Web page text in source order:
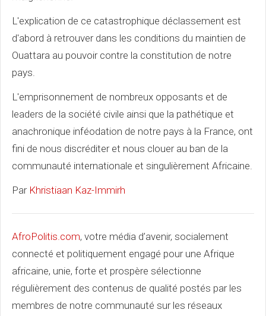
L'explication de ce catastrophique déclassement est
d'abord à retrouver dans les conditions du maintien de
Ouattara au pouvoir contre la constitution de notre
pays.
L'emprisonnement de nombreux opposants et de
leaders de la société civile ainsi que la pathétique et
anachronique inféodation de notre pays à la France, ont
fini de nous discréditer et nous clouer au ban de la
communauté internationale et singulièrement Africaine.
Par Khristiaan Kaz-Immirh
AfroPolitis.com, votre média d’avenir, socialement
connecté et politiquement engagé pour une Afrique
africaine, unie, forte et prospère sélectionne
régulièrement des contenus de qualité postés par les
membres de notre communauté sur les réseaux